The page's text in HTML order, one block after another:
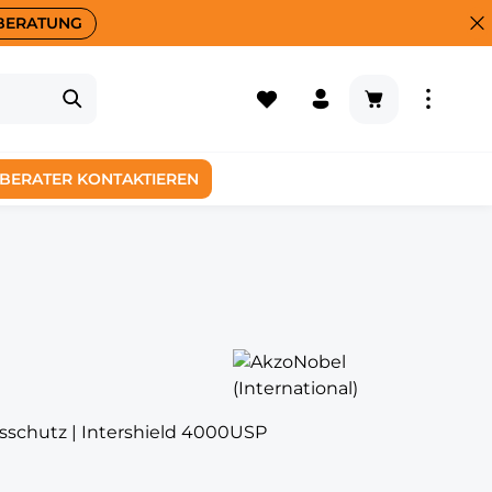
Warenkorb
KONTAKTIEREN
| Intershield 4000USP